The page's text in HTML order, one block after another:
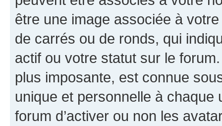
être une image associée à
de carrés ou de ronds, qui
actif ou votre statut sur le
plus imposante, est connue
unique et personnelle à chaque
forum d’activer ou non les